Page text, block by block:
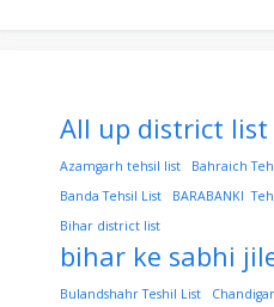
All up district list
Azamgarh tehsil list
Bahraich
Banda Tehsil List
BARABANKI
Bihar district list
bihar ke sabhi
Bulandshahr Teshil List